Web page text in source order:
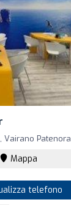
Vairano Patenora
Mappa
telefono